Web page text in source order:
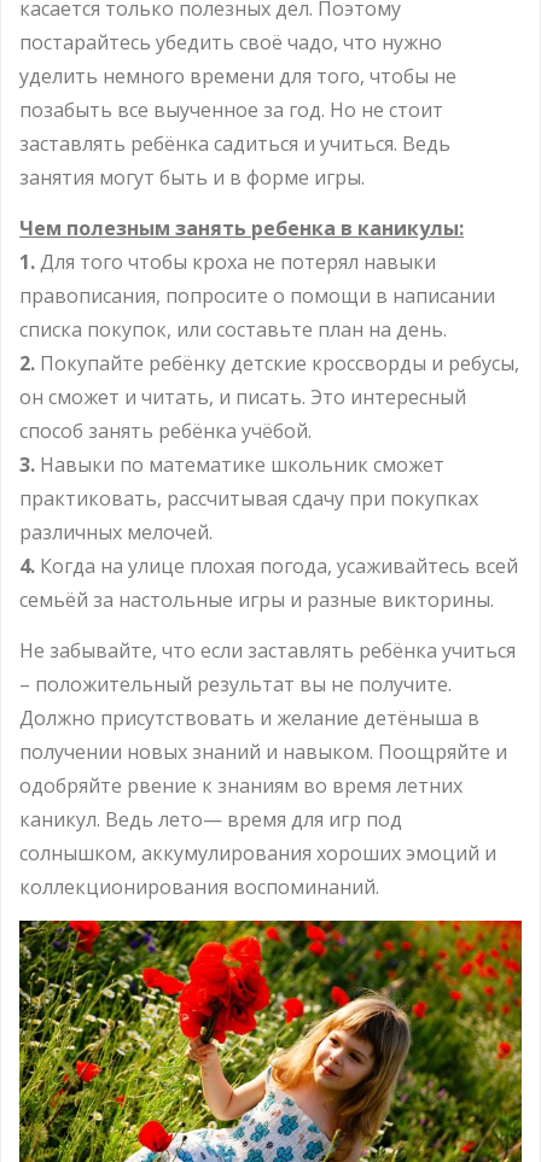
касается только полезных дел. Поэтому
постарайтесь убедить своё чадо, что нужно
уделить немного времени для того, чтобы не
позабыть все выученное за год. Но не стоит
заставлять ребёнка садиться и учиться. Ведь
занятия могут быть и в форме игры.
Чем полезным занять ребенка в каникулы:
1.Для того чтобы кроха не потерял навыки
правописания, попросите о помощи в написании
списка покупок, или составьте план на день.
2. Покупайте ребёнку детские кроссворды и ребусы,
он сможет и читать, и писать. Это интересный
способ занять ребёнка учёбой.
3. Навыки по математике школьник сможет
практиковать, рассчитывая сдачу при покупках
различных мелочей.
4. Когда на улице плохая погода, усаживайтесь всей
семьёй за настольные игры и разные викторины.
Не забывайте, что если заставлять ребёнка учиться
– положительный результат вы не получите.
Должно присутствовать и желание детёныша в
получении новых знаний и навыком. Поощряйте и
одобряйте рвение к знаниям во время летних
каникул. Ведь лето— время для игр под
солнышком, аккумулирования хороших эмоций и
коллекционирования воспоминаний.